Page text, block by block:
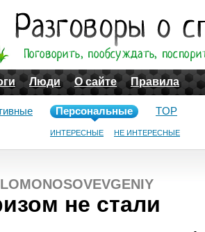
Люди О сайте Правила
Персональные
ИНТЕРЕСНЫЕ НЕ ИНТЕРЕСНЫЕ
TOP
не стали